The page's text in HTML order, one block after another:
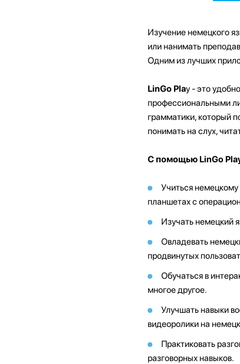
Изучение немецкого
или нанимать
Одним из лучших
LinGo Play - это
профессиональными
грамматики, который
понимать на слух,
С помощью LinGo
Учиться
планшетах с
Изучать немецкий
Овладевать
продвинутых
Обучаться в
многое другое.
Улучшать навыки
видеоролики на
Практиковать
разговорных навыков.